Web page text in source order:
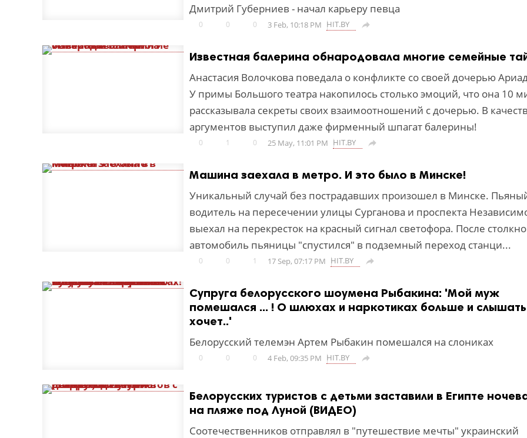
Дмитрий Губерниев - начал карьеру певца
0 0 0 3 Feb, 10:18 PM HIT.BY 
Известная балерина обнародовала многие семейные
Анастасия Волочкова поведала о конфликте со своей дочерью
У примы Большого театра накопилось столько эмоций, что она 10
рассказывала секреты своих взаимоотношений с дочерью. В
аргументов выступил даже фирменный шпагат балерины!
0 1 0 25 May, 11:01 PM HIT.BY 
Машина заехала в метро. И это было в Минске!
Уникальный случай без пострадавших произошел в Минске.
водитель на пересечении улицы Сурганова и проспекта
выехал на перекресток на красный сигнал светофора. После
автомобиль пьяницы "спустился" в подземный переход станци...
0 0 1 17 Sep, 07:17 PM HIT.BY 
Супруга белорусского шоумена Рыбакина: 'Мой муж
помешался ... ! О шлюхах и наркотиках больше и
хочет..'
Белорусский телемэн Артем Рыбакин помешался на слониках
0 0 0 4 Feb, 09:35 PM HIT.BY 
Белорусских туристов с детьми заставили в Египте
на пляже под Луной (ВИДЕО)
Соотечественников отправлял в "путешествие мечты" украинский